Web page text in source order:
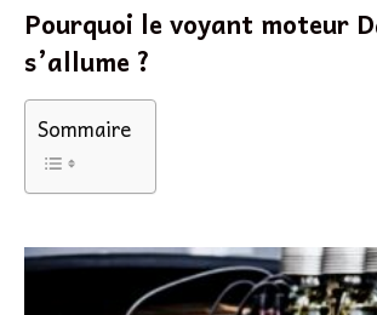
Pourquoi le voyant moteur
s’allume ?
Sommaire